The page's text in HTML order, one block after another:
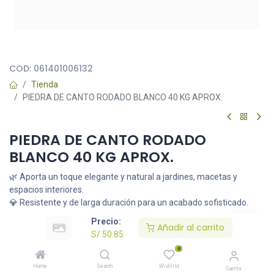
Precio:
S/ 50.85
Añadir al carrito
Home Search
0
Wishlist Cuenta
COD: 061401006132
Tienda
PIEDRA DE CANTO RODADO BLANCO 40 KG APROX.
PIEDRA DE CANTO RODADO
BLANCO 40 KG APROX.
🌿 Aporta un toque elegante y natural a jardines, macetas y
espacios interiores.
💎 Resistente y de larga duración para un acabado sofisticado.
50.85
Añadir al carrito